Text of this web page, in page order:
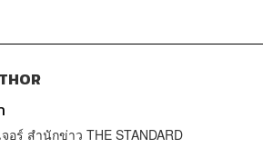
อร์ สำนักข่าว THE STANDARD